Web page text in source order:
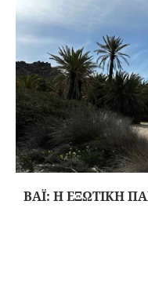
ΒΆΙ: Η ΕΞΩΤΙΚΉ